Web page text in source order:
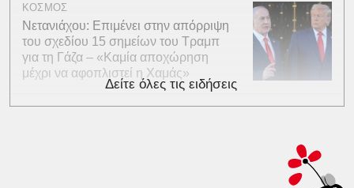
ΚΟΣΜΟΣ
Νετανιάχου: Επιμένει στην απόρριψη
του σχεδίου 15 σημείων του Τραμπ
για τη Γάζα – «Καμία αποχώρηση
μέχρι να αφοπλιστεί η Χαμάς»
Δείτε όλες τις ειδήσεις